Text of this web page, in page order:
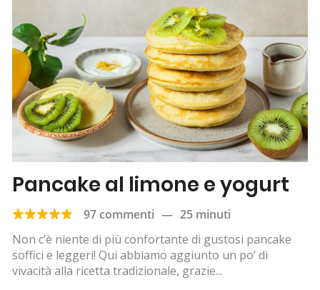
Pancake al limone e yogurt
97 commenti — 25 minuti
Non c’è niente di più confortante di gustosi pancake
soffici e leggeri! Qui abbiamo aggiunto un po’ di
vivacità alla ricetta tradizionale, grazie...